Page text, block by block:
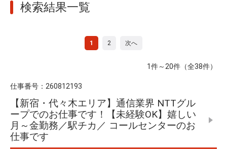
検索結果一覧
1 2 次へ
1件～20件（全38件）
仕事番号： 260812193
【新宿・代々木エリア】通信業界 NTTグル
ープでのお仕事です！【未経験OK】嬉しい
月～金勤務／駅チカ／ コールセンターのお
仕事です